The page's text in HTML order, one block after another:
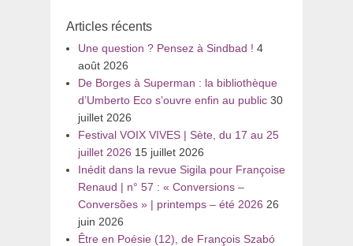
Articles récents
Une question ? Pensez à Sindbad ! 4
août 2026
De Borges à Superman : la bibliothèque
d’Umberto Eco s’ouvre enfin au public 30
juillet 2026
Festival VOIX VIVES | Sète, du 17 au 25
juillet 2026 15 juillet 2026
Inédit dans la revue Sigila pour Françoise
Renaud | n° 57 : « Conversions –
Conversões » | printemps – été 2026 26
juin 2026
Être en Poésie (12), de François Szabó